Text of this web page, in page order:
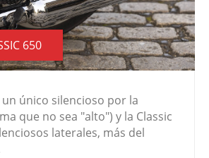
650
único silencioso por la
que no sea "alto") y la Classic
laterales, más del